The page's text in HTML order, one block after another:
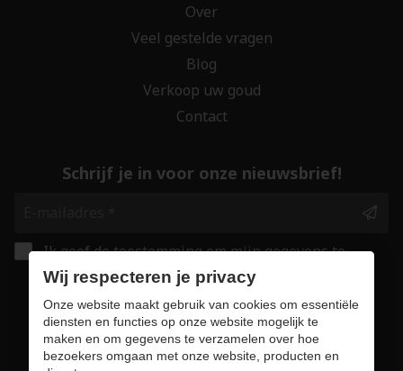
Over
Veel gestelde vragen
Blog
Verkoop uw goud
Contact
Schrijf je in voor onze nieuwsbrief!
Ik geef de toestemming om mijn gegevens te
bewaren en verwerken zoals aangegeven in
onze
privacy statement. *
Veilig online winkelen
Wij respecteren je privacy
Onze website maakt gebruik van cookies om essentiële
diensten en functies op onze website mogelijk te
maken en om gegevens te verzamelen over hoe
bezoekers omgaan met onze website, producten en